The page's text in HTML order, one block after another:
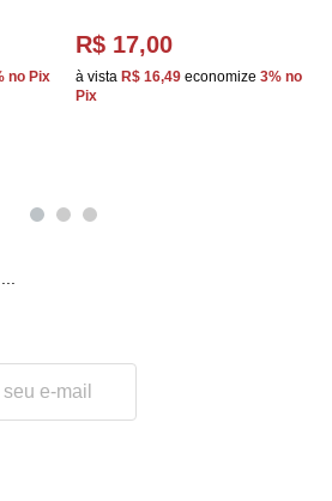
no Pix
R$ 17,00
à vista R$ 16,49 economize 3% no
Pix